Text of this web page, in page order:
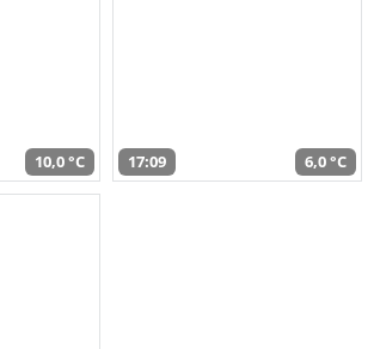
10,0 °C 17:09 6,0 °C